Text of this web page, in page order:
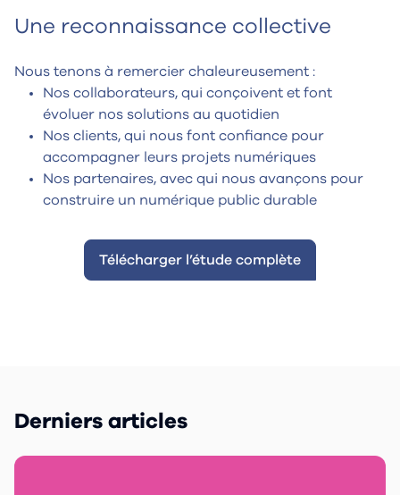
Une reconnaissance collective
Nous tenons à remercier chaleureusement :
Nos collaborateurs, qui conçoivent et font
évoluer nos solutions au quotidien
Nos clients, qui nous font confiance pour
accompagner leurs projets numériques
Nos partenaires, avec qui nous avançons pour
construire un numérique public durable
Télécharger l’étude complète
Derniers articles